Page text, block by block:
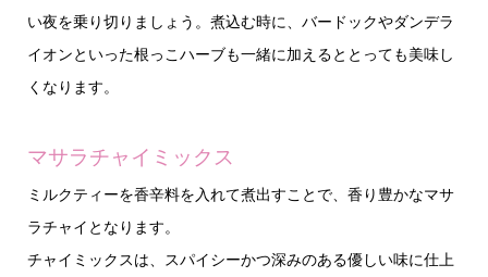
い夜を乗り切りましょう。煮込む時に、バードックやダンデラ
イオンといった根っこハーブも一緒に加えるととっても美味し
くなります。
マサラチャイミックス
ミルクティーを香辛料を入れて煮出すことで、香り豊かなマサ
ラチャイとなります。
チャイミックスは、スパイシーかつ深みのある優しい味に仕上